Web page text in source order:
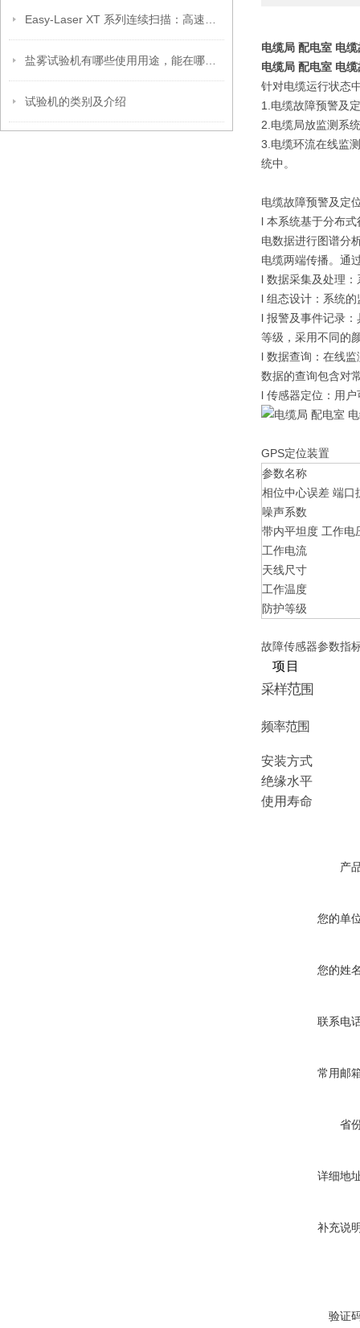
试验机的类别及介绍
电缆局 配电室 电
电缆局 配电室 电
针对电缆运行状态
1.电缆故障预警及
2.电缆局放监测系
3.电缆环流在线监
统中。
电缆故障预警及定
l 本系统基于分布
电数据进行图谱分
电缆两端传播。通
l 数据采集及处理
l 组态设计：系统
l 报警及事件记录
等级，采用不同的
l 数据查询：在线
数据的查询包含对
l 传感器定位：用
GPS定位装置
参数名称
相位中心误差 端口
噪声系数
带内平坦度 工作电
工作电流
天线尺寸
工作温度
防护等级
故障传感器参数指
项目
采样范围
频率范围
安装方式
绝缘水平
使用寿命
产
您的单
您的姓
联系电
常用邮
省
详细地
补充说
验证